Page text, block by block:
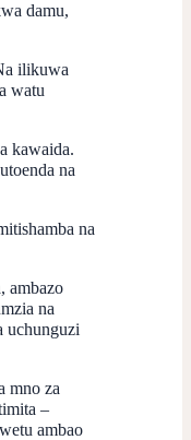
damu,
ilikuwa
watu
kawaida.
na
na
ambazo
na
uchunguzi
mno za
–
ambao